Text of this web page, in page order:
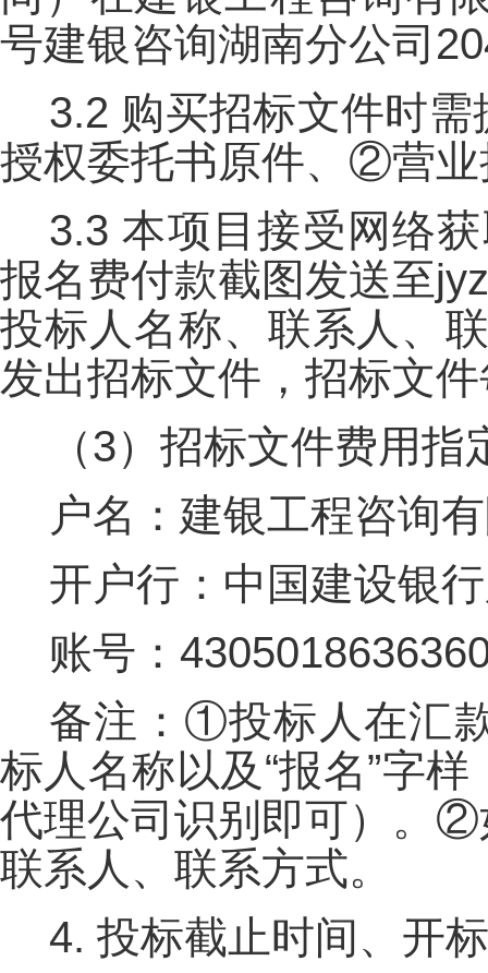
号建银咨询湖南分公司
3.2 购买招标文件时
授权委托书原件、②营
3.3 本项目接受网络
报名费付款截图发送至
投标人名称、联系人、
发出招标文件，招标文
（3）招标文件费用
户名：建银工程咨询
开户行：中国建设银
账号：
备注：①投标人在汇
标人名称以及“报名”字
代理公司识别即可）。②
联系人、联系方式。
4. 投标截止时间、开